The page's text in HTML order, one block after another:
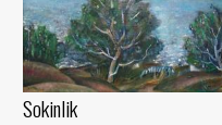
Sokinlik